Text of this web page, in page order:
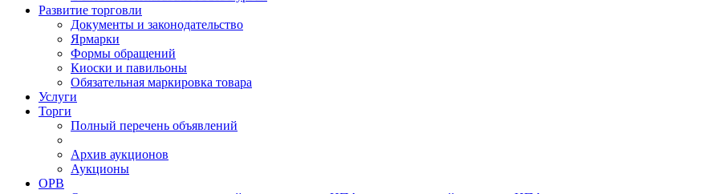
Развитие торговли
Документы и законодательство
Ярмарки
Формы обращений
Киоски и павильоны
Обязательная маркировка товара
Услуги
Торги
Полный перечень объявлений
Архив аукционов
Аукционы
ОРВ